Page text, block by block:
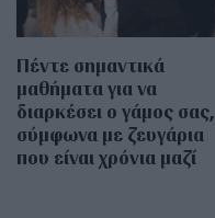
Πέντε σημαντικά
μαθήματα για να
διαρκέσει ο γάμος σας,
σύμφωνα με ζευγάρια
που είναι χρόνια μαζί